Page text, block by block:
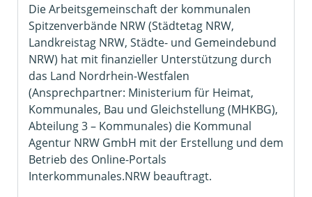
Die Arbeitsgemeinschaft der kommunalen
Spitzenverbände NRW (Städtetag NRW,
Landkreistag NRW, Städte- und Gemeindebund
NRW) hat mit finanzieller Unterstützung durch
das Land Nordrhein-Westfalen
(Ansprechpartner: Ministerium für Heimat,
Kommunales, Bau und Gleichstellung (MHKBG),
Abteilung 3 – Kommunales) die Kommunal
Agentur NRW GmbH mit der Erstellung und dem
Betrieb des Online-Portals
Interkommunales.NRW beauftragt.